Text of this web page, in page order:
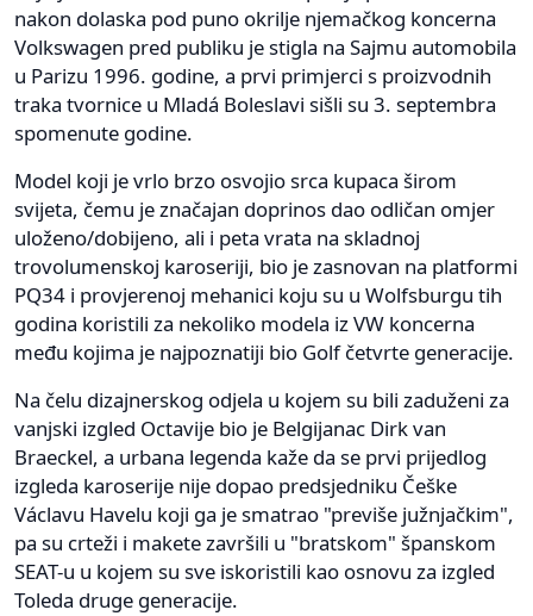
nakon dolaska pod puno okrilje njemačkog koncerna
Volkswagen pred publiku je stigla na Sajmu automobila
u Parizu 1996. godine, a prvi primjerci s proizvodnih
traka tvornice u Mladá Boleslavi sišli su 3. septembra
spomenute godine.
Model koji je vrlo brzo osvojio srca kupaca širom
svijeta, čemu je značajan doprinos dao odličan omjer
uloženo/dobijeno, ali i peta vrata na skladnoj
trovolumenskoj karoseriji, bio je zasnovan na platformi
PQ34 i provjerenoj mehanici koju su u Wolfsburgu tih
godina koristili za nekoliko modela iz VW koncerna
među kojima je najpoznatiji bio Golf četvrte generacije.
Na čelu dizajnerskog odjela u kojem su bili zaduženi za
vanjski izgled Octavije bio je Belgijanac Dirk van
Braeckel, a urbana legenda kaže da se prvi prijedlog
izgleda karoserije nije dopao predsjedniku Češke
Václavu Havelu koji ga je smatrao "previše južnjačkim",
pa su crteži i makete završili u "bratskom" španskom
SEAT-u u kojem su sve iskoristili kao osnovu za izgled
Toleda druge generacije.